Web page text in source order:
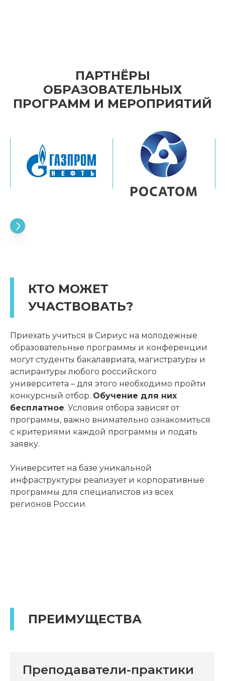
ПАРТНЁРЫ
ОБРАЗОВАТЕЛЬНЫХ
ПРОГРАММ И МЕРОПРИЯТИЙ
КТО МОЖЕТ
УЧАСТВОВАТЬ?
Приехать учиться в Сириус на молодежные
образовательные программы и конференции
могут студенты бакалавриата, магистратуры и
аспирантуры любого российского
университета – для этого необходимо пройти
конкурсный отбор. Обучение для них
бесплатное. Условия отбора зависят от
программы, важно внимательно ознакомиться
с критериями каждой программы и подать
заявку.
Университет на базе уникальной
инфраструктуры реализует и корпоративные
программы для специалистов из всех
регионов России.
ПРЕИМУЩЕСТВА
Преподаватели-практики